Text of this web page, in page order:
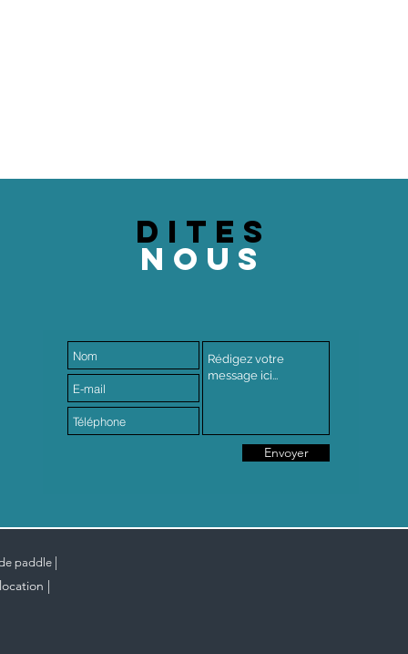
DITES
NOUS
Envoyer
paddle |
|